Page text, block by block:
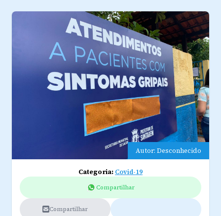
Autor: Desconhecido
Categoria: Covid-19
Compartilhar
Compartilhar